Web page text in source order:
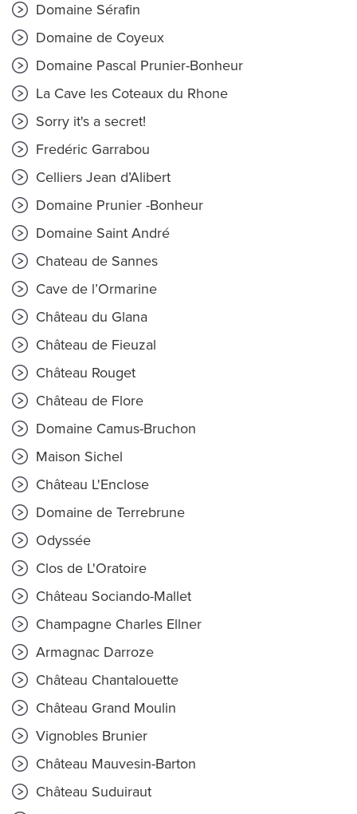
Domaine Sérafin
Domaine de Coyeux
Domaine Pascal Prunier-Bonheur
La Cave les Coteaux du Rhone
Sorry it's a secret!
Fredéric Garrabou
Celliers Jean d’Alibert
Domaine Prunier -Bonheur
Domaine Saint André
Chateau de Sannes
Cave de l’Ormarine
Château du Glana
Château de Fieuzal
Château Rouget
Château de Flore
Domaine Camus-Bruchon
Maison Sichel
Château L'Enclose
Domaine de Terrebrune
Odyssée
Clos de L'Oratoire
Château Sociando-Mallet
Champagne Charles Ellner
Armagnac Darroze
Château Chantalouette
Château Grand Moulin
Vignobles Brunier
Château Mauvesin-Barton
Château Suduiraut